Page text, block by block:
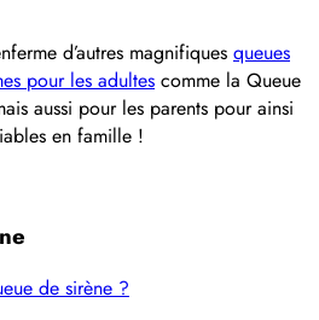
d’autres magnifiques queues
pour les adultes comme la Queue
aussi pour les parents pour ainsi
en famille !
de sirène ?